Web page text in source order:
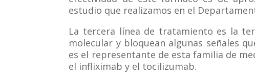
estudio que realizamos en el
La tercera línea de tratamiento es la
molecular y bloquean algunas señales
es el representante de esta familia de
el infliximab y el tocilizumab.